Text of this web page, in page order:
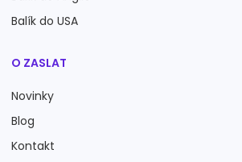
Balík do USA
O ZASLAT
Novinky
Blog
Kontakt